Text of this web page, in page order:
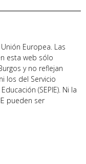
Europea. Las
esta web sólo
y no reflejan
los del Servicio
(SEPIE). Ni la
pueden ser